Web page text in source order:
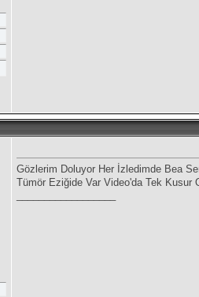
Gözlerim Doluyor Her İzledimde Bea
Tümör Eziğide Var Video'da Tek Kusur